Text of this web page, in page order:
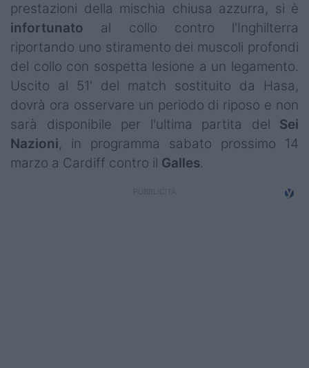
Rugby in TV
Mercato
Serie A Elite
Campionati
Serie A
Serie B
prestazioni della mischia chiusa azzurra, si è
infortunato al collo contro l'Inghilterra
riportando uno stiramento dei muscoli profondi
del collo con sospetta lesione a un legamento.
Uscito al 51' del match sostituito da Hasa,
dovrà ora osservare un periodo di riposo e non
sarà disponibile per l'ultima partita del Sei
Nazioni, in programma sabato prossimo 14
marzo a Cardiff contro il Galles.